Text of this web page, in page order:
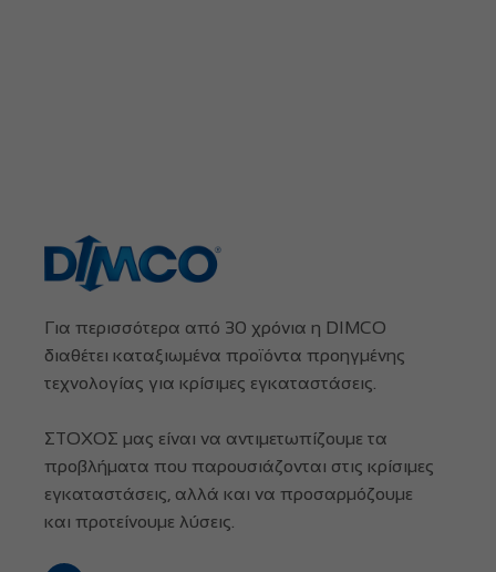
Για περισσότερα από 30 χρόνια η DIMCO
διαθέτει καταξιωμένα προϊόντα προηγμένης
τεχνολογίας για κρίσιμες εγκαταστάσεις.
ΣΤΟΧΟΣ μας είναι να αντιμετωπίζουμε τα
προβλήματα που παρουσιάζονται στις κρίσιμες
εγκαταστάσεις, αλλά και να προσαρμόζουμε
και προτείνουμε λύσεις.